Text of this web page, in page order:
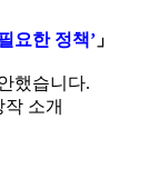
요한 정책’ 」
했습니다.
소개